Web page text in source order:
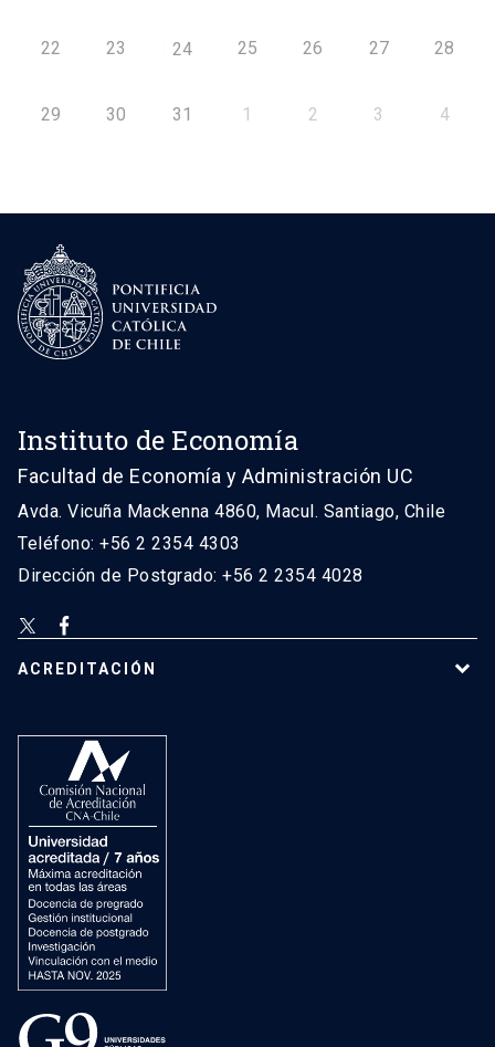
22 23 24 25 26 27 28
29 30 31 1 2 3 4
Instituto de Economía
Facultad de Economía y Administración UC
Avda. Vicuña Mackenna 4860, Macul. Santiago, Chile
Teléfono: +56 2 2354 4303
Dirección de Postgrado: +56 2 2354 4028
ACREDITACIÓN